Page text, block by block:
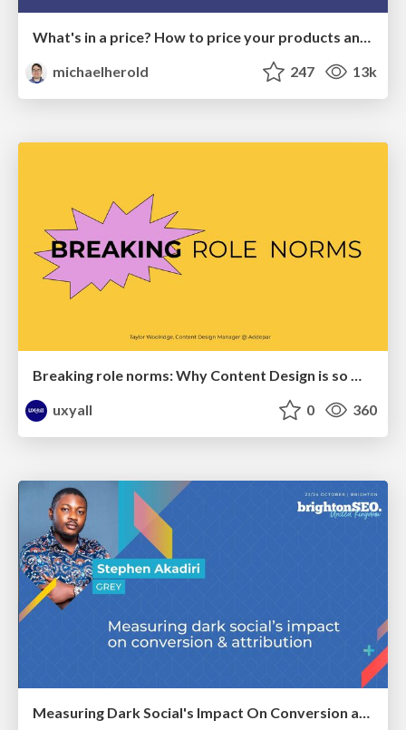
What's in a price? How to price your products and services
michaelherold
247 13k
uxyall
0 360
Measuring Dark Social's Impact On Conversion and Attribution